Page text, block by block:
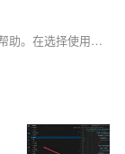
以上就是Vue和React的主要差异点，希望对你有所帮助。在选择使用哪一个框架时，需要根据项目的具体需求和团队的技术栈来决定。